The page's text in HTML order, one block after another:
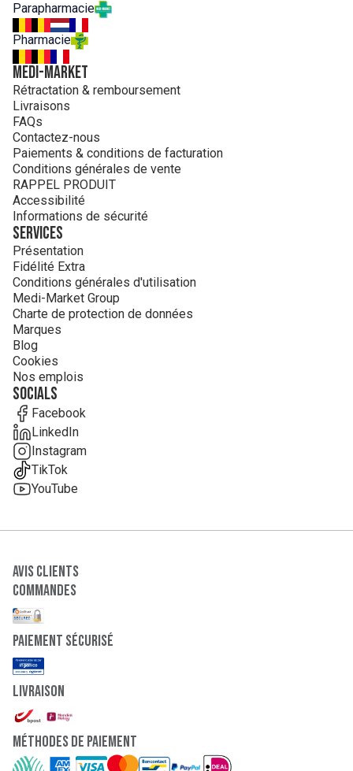
Parapharmacie
Pharmacie
MEDI-MARKET
Rétractation & remboursement
Livraisons
FAQs
Contactez-nous
Paiements & conditions de facturation
Conditions générales de vente
RAPPEL PRODUIT
Accessibilité
Informations de sécurité
Services
Présentation
Fidélité Extra
Conditions générales d'utilisation
Medi-Market Group
Charte de protection de données
Marques
Blog
Cookies
Nos emplois
Socials
Facebook
LinkedIn
Instagram
TikTok
YouTube
Avis clients
Commandes
paiement sécurisé
Livraison
Méthodes de paiement